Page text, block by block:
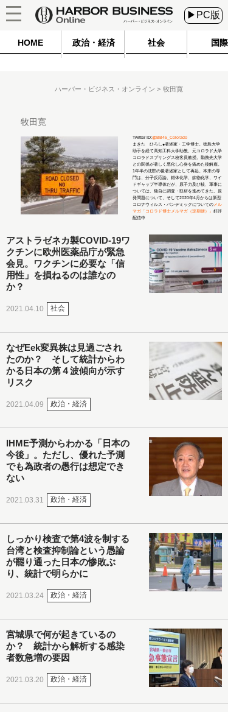
▶PC版
HOME 政治・経済 社会 国際
ハーバー・ビジネス・オンライン 牧田寛
牧田寛
Twitter ID:@BB45_Colorado
まきた ひろし●著述家・工学博士。徳島大学
助手を経て高知工科大学助教、元コロラド大学
コロラドスプリングス校客員教授。勤務先大学
との関係が著しく悪化し心身を痛めた後解雇。
1年半の沈黙の後著述家として再起。本来の専
門は、分子反応論、錯体化学、鉱物化学、ワイ
ドギャップ半導体だが、原子力及び核、軍事に
ついては、独自に調査・取材を進めてきた。原
発問題について、そして2020年4月からは新型
コロナウィルス・パンデミックについての メル
マガ「コロラド博士メルマガ（定期便）」 好評
配信中
アストラゼネカ製COVID-19ワ
クチンに欧州医薬品庁が緊急
会見。ワクチンに必要な「信
用性」を損ねるのは誰なの
か？
2021.04.10 社会
なぜEek変異株は見過ごされ
たのか？ そして統計からわ
かる日本の第４波傾向が示す
リスク
2021.04.09 政治・経済
IHME予測からわかる「日本の
今後」。ただし、優れた予測
でも為政者の愚行は想定でき
ない
2021.03.31 政治・経済
しっかり検査で第4波を制する
台湾と検査抑制論という愚論
が罷り通った日本の惨敗ぶ
り、統計で明らかに
2021.03.24 政治・経済
宮城県で何が起きているの
か？ 統計から解析する感染
者数急増の要因
2021.03.20 政治・経済